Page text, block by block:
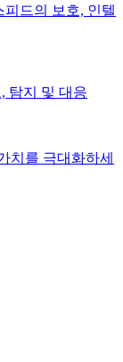
드의 보호, 인텔
탐지 및 대응
치를 극대화하세